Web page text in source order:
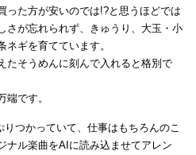
った方が安いのでは!?と思うほどでは
さが忘れられず、きゅうり、大玉・小
ギを育てています。
たそうめんに刻んで入れると格別で
です。
つかっていて、仕事はもちろんのこ
ナル楽曲をAIに読み込ませてアレン